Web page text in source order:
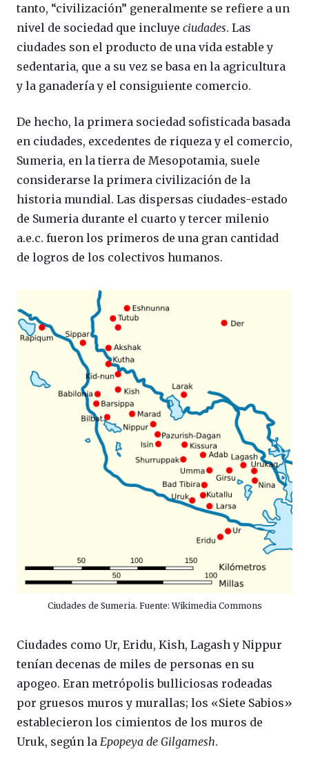
tanto, “civilización” generalmente se refiere a un
nivel de sociedad que incluye ciudades. Las
ciudades son el producto de una vida estable y
sedentaria, que a su vez se basa en la agricultura
y la ganadería y el consiguiente comercio.
De hecho, la primera sociedad sofisticada basada
en ciudades, excedentes de riqueza y el comercio,
Sumeria, en la tierra de Mesopotamia, suele
considerarse la primera civilización de la
historia mundial. Las dispersas ciudades-estado
de Sumeria durante el cuarto y tercer milenio
a.e.c. fueron los primeros de una gran cantidad
de logros de los colectivos humanos.
Ciudades de Sumeria. Fuente: Wikimedia Commons
Ciudades como Ur, Eridu, Kish, Lagash y Nippur
tenían decenas de miles de personas en su
apogeo. Eran metrópolis bulliciosas rodeadas
por gruesos muros y murallas; los «Siete Sabios»
establecieron los cimientos de los muros de
Uruk, según la Epopeya de Gilgamesh.